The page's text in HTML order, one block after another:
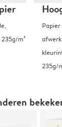
m²
235g/